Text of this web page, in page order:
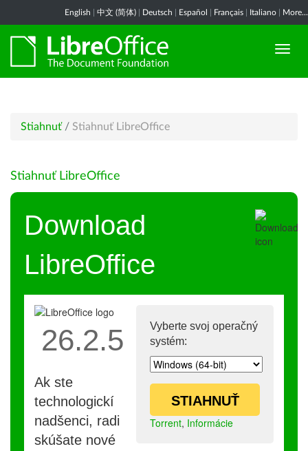
English 中文 (简体) Deutsch Español Français Italiano More...
Stiahnuť / Stiahnuť LibreOffice
Stiahnuť LibreOffice
Download
LibreOffice
Vyberte svoj operačný
systém:
STIAHNUŤ
Torrent, Informácie
26.2.5
Ak ste
technologickí
nadšenci, radi
skúšate nové